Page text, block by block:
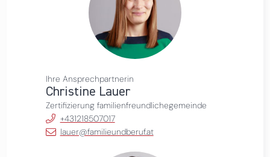
Ihre Ansprechpartnerin
Christine Lauer
Zertifizierung familienfreundlichegemeinde
+431218507017
lauer@familieundberuf.at